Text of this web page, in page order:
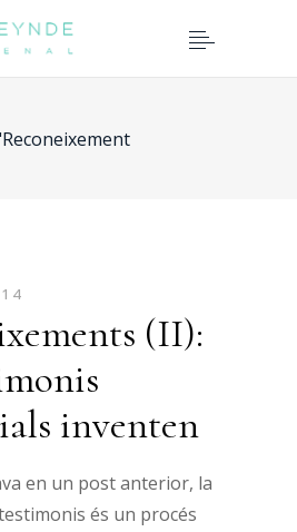
(II):
inventen
en un post anterior, la
és un procés